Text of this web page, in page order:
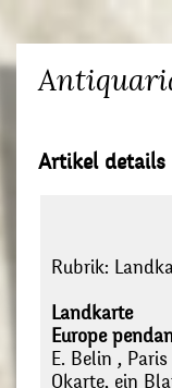
Artikel details
Rubrik:
Landkarte
Europe
E. Belin ,
Okarte, ein